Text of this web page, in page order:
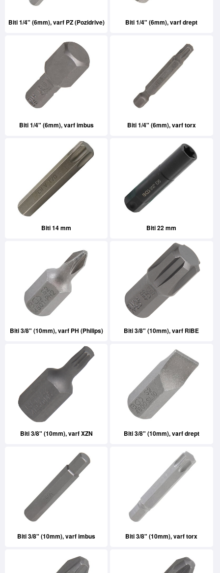
Biti 1/4" (6mm), varf PZ (Pozidrive) Biti 1/4" (6mm), varf drept
Biti 1/4" (6mm), varf imbus Biti 1/4" (6mm), varf torx
Biti 14 mm Biti 22 mm
Biti 3/8" (10mm), varf PH (Philips) Biti 3/8" (10mm), varf RIBE
Biti 3/8" (10mm), varf XZN Biti 3/8" (10mm), varf drept
Biti 3/8" (10mm), varf imbus Biti 3/8" (10mm), varf torx